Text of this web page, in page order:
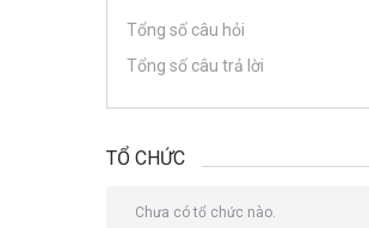
Tổng số câu hỏi
Tổng số câu trả lời
TỔ CHỨC
Chưa có tổ chức nào.